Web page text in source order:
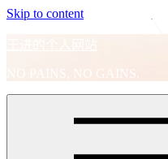
Skip to content
王进的个人网站
NO PAINS, NO GAINS.